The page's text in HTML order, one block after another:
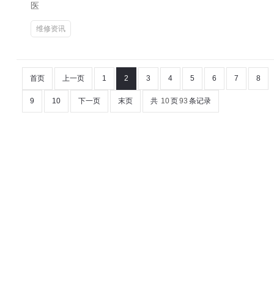
医
维修资讯
首页 上一页 1 2 3 4 5 6 7 8
9 10 下一页 末页 共 10页93 条记录